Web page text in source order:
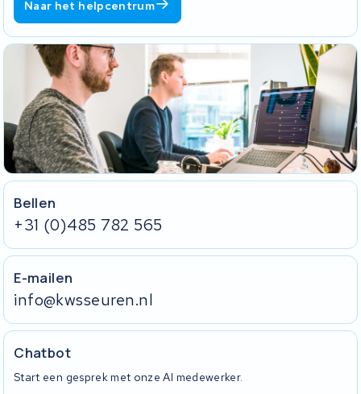
Naar het helpcentrum
Bellen
+31 (0)485 782 565
E-mailen
info@kwsseuren.nl
Chatbot
Start een gesprek met onze AI medewerker.